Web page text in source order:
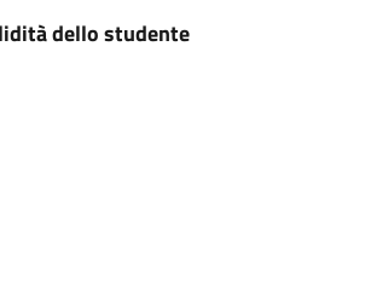
dello studente